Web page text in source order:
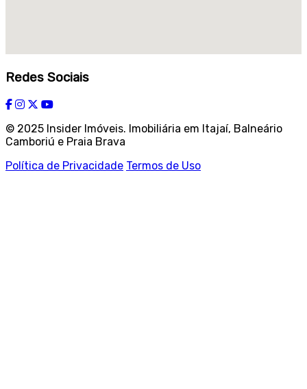
Redes Sociais
© 2025 Insider Imóveis. Imobiliária em Itajaí, Balneário
Camboriú e Praia Brava
Política de Privacidade Termos de Uso